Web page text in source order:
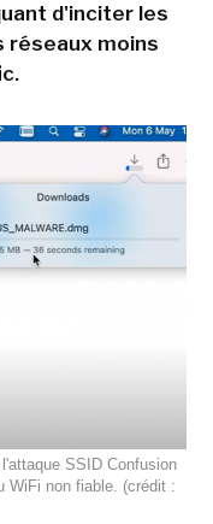
d'inciter les
réseaux moins
SSID Confusion
WiFi non fiable. (crédit :